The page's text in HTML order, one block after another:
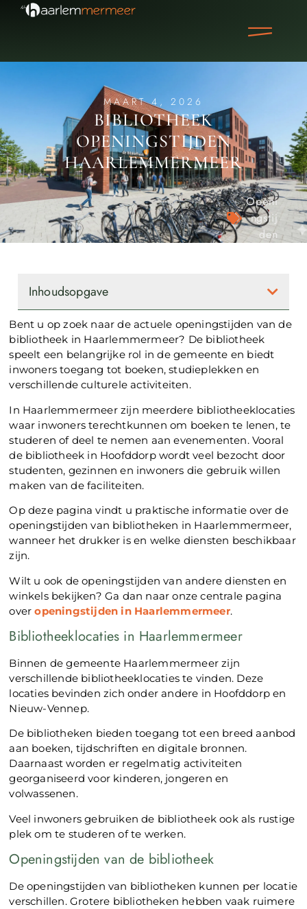
MAART 4, 2026
BIBLIOTHEEK
OPENINGSTIJDEN
HAARLEMMERMEER
Openi
ngstij
den
Bent u op zoek naar de actuele openingstijden van de
bibliotheek in Haarlemmermeer? De bibliotheek
speelt een belangrijke rol in de gemeente en biedt
inwoners toegang tot boeken, studieplekken en
verschillende culturele activiteiten.
In Haarlemmermeer zijn meerdere bibliotheeklocaties
waar inwoners terechtkunnen om boeken te lenen, te
studeren of deel te nemen aan evenementen. Vooral
de bibliotheek in Hoofddorp wordt veel bezocht door
studenten, gezinnen en inwoners die gebruik willen
maken van de faciliteiten.
Op deze pagina vindt u praktische informatie over de
openingstijden van bibliotheken in Haarlemmermeer,
wanneer het drukker is en welke diensten beschikbaar
zijn.
Wilt u ook de openingstijden van andere diensten en
winkels bekijken? Ga dan naar onze centrale pagina
overopeningstijden in Haarlemmermeer.
Bibliotheeklocaties in Haarlemmermeer
Binnen de gemeente Haarlemmermeer zijn
verschillende bibliotheeklocaties te vinden. Deze
locaties bevinden zich onder andere in Hoofddorp en
Nieuw-Vennep.
De bibliotheken bieden toegang tot een breed aanbod
aan boeken, tijdschriften en digitale bronnen.
Daarnaast worden er regelmatig activiteiten
georganiseerd voor kinderen, jongeren en
volwassenen.
Veel inwoners gebruiken de bibliotheek ook als rustige
plek om te studeren of te werken.
Openingstijden van de bibliotheek
De openingstijden van bibliotheken kunnen per locatie
verschillen. Grotere bibliotheken hebben vaak ruimere
Inhoudsopgave